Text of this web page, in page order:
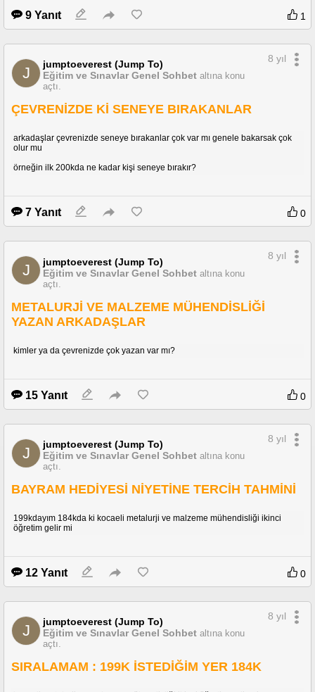
9 Yanıt 1
J
jumptoeverest (Jump To)
Eğitim ve Sınavlar Genel Sohbet altına konu
açtı.
8 yıl
ÇEVRENİZDE Kİ SENEYE BIRAKANLAR
arkadaşlar çevrenizde seneye bırakanlar çok var mı genele bakarsak çok
olur mu
örneğin ilk 200kda ne kadar kişi seneye bırakır?
7 Yanıt 0
J
jumptoeverest (Jump To)
Eğitim ve Sınavlar Genel Sohbet altına konu
açtı.
8 yıl
METALURJİ VE MALZEME MÜHENDİSLİĞİ
YAZAN ARKADAŞLAR
kimler ya da çevrenizde çok yazan var mı?
15 Yanıt 0
J
jumptoeverest (Jump To)
Eğitim ve Sınavlar Genel Sohbet altına konu
açtı.
8 yıl
BAYRAM HEDİYESİ NİYETİNE TERCİH TAHMİNİ
199kdayım 184kda ki kocaeli metalurji ve malzeme mühendisliği ikinci
öğretim gelir mi
12 Yanıt 0
J
jumptoeverest (Jump To)
Eğitim ve Sınavlar Genel Sohbet altına konu
açtı.
8 yıl
SIRALAMAM : 199K İSTEDİĞİM YER 184K